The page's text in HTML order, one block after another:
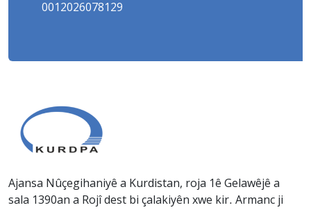
0012026078129
Ajansa Nûçegihaniyê a Kurdistan, roja 1ê Gelawêjê a
sala 1390an a Rojî dest bi çalakiyên xwe kir. Armanc ji